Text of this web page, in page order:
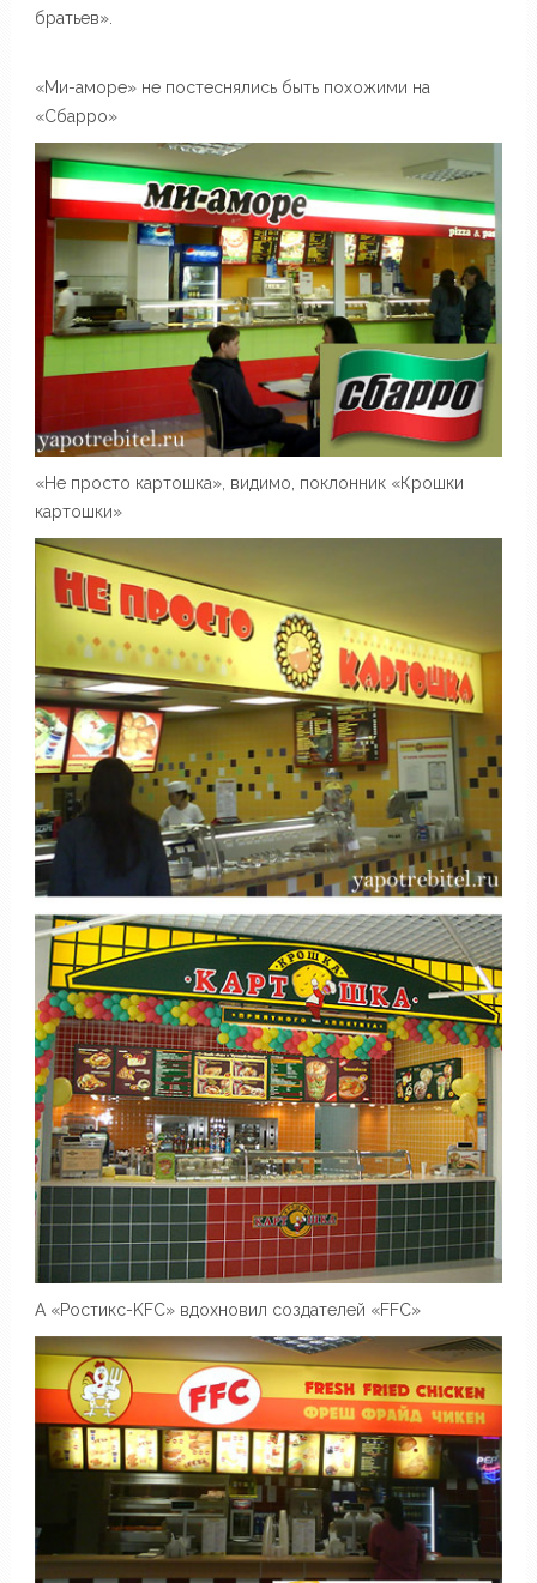
братьев».
«Ми-аморе» не постеснялись быть похожими на
«Сбарро»
«Не просто картошка», видимо, поклонник «Крошки
картошки»
А «Ростикс-KFC» вдохновил создателей «FFC»